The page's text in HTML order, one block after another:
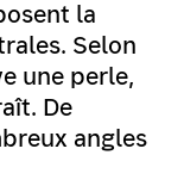
la
Selon
une perle,
De
angles